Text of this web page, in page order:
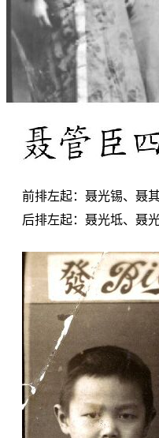
前排左起：聂光锡、聂
后排左起：聂光坻、聂